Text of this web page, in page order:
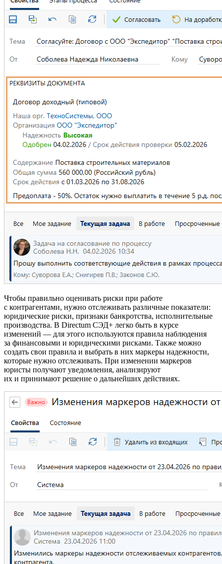
Чтобы правильно оценивать риски при работе
с контрагентами, нужно отслеживать различные показатели:
юридические риски, признаки банкротства, исполнительные
производства. В Directum СЭД+ легко быть в курсе
изменений — для этого используются правила наблюдения
за финансовыми и юридическими рисками. Также можно
создать свои правила и выбрать в них маркеры надежности,
которые нужно отслеживать. При изменении маркеров
юристы получают уведомления, анализируют
их и принимают решение о дальнейших действиях.